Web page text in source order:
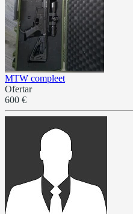
MTW compleet
Ofertar
600 €